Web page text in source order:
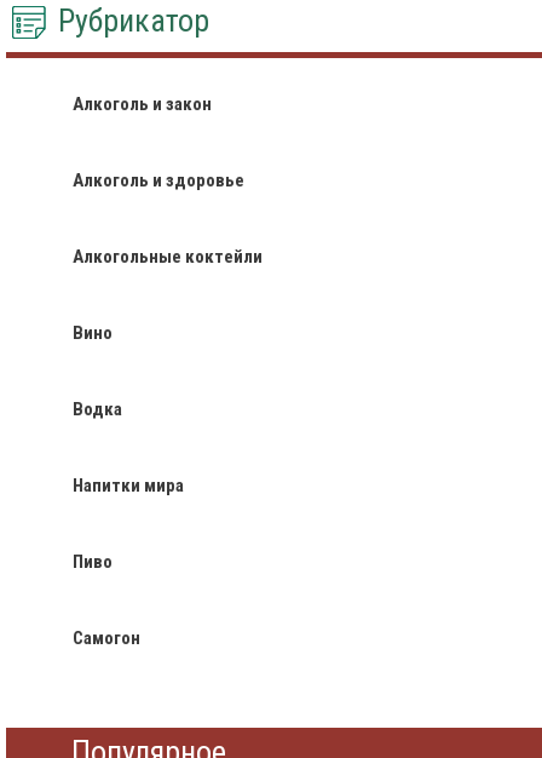
Рубрикатор
Алкоголь и закон
Алкоголь и здоровье
Алкогольные коктейли
Вино
Водка
Напитки мира
Пиво
Самогон